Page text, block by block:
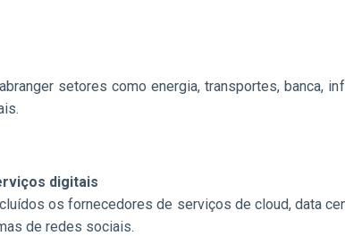
setores como energia, transportes, banca,
digitais
os fornecedores de serviços de cloud, data
de redes sociais.